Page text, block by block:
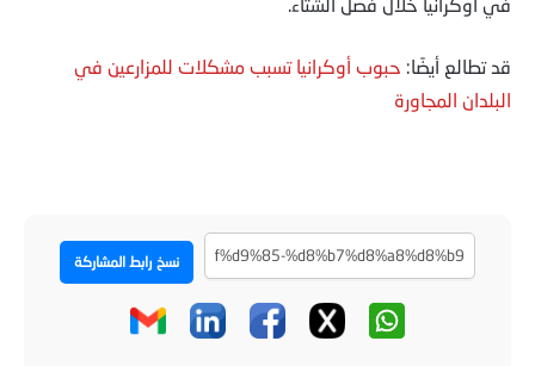
قد تطالع أيضًا: حبوب أوكرانيا تسبب مشكلات للمزارعين في
البلدان المجاورة
نسخ رابط المشاركة